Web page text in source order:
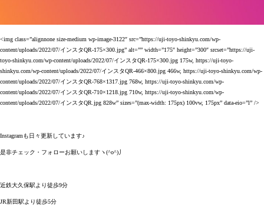
<img class=”alignnone size-medium wp-image-3122″ src=”https://uji-toyo-shinkyu.com/wp-
content/uploads/2022/07/インスタQR-175×300.jpg” alt=”” width=”175″ height=”300″ srcset=”https://uji-
toyo-shinkyu.com/wp-content/uploads/2022/07/インスタQR-175×300.jpg 175w, https://uji-toyo-
shinkyu.com/wp-content/uploads/2022/07/インスタQR-466×800.jpg 466w, https://uji-toyo-shinkyu.com/wp-
content/uploads/2022/07/インスタQR-768×1317.jpg 768w, https://uji-toyo-shinkyu.com/wp-
content/uploads/2022/07/インスタQR-710×1218.jpg 710w, https://uji-toyo-shinkyu.com/wp-
content/uploads/2022/07/インスタQR.jpg 828w” sizes=”(max-width: 175px) 100vw, 175px” data-eio=”l” />
Instagramも日々更新しています♪
是非チェック・フォローお願いしますヽ(^o^)丿
近鉄大久保駅より徒歩9分
JR新田駅より徒歩5分